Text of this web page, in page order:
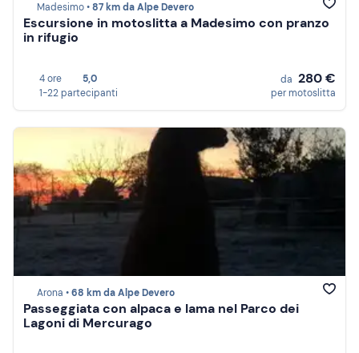
Madesimo •87 km da Alpe Devero
Escursione in motoslitta a Madesimo con pranzo
in rifugio
4 ore
5,0
1-22 partecipanti
da 280 €
per motoslitta
Arona •68 km da Alpe Devero
Passeggiata con alpaca e lama nel Parco dei
Lagoni di Mercurago